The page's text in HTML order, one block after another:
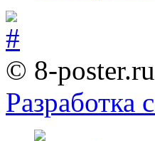
© 8-poster.ru